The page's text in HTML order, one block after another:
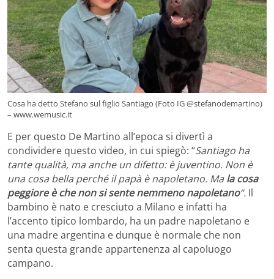
Cosa ha detto Stefano sul figlio Santiago (Foto IG @stefanodemartino)
– www.wemusic.it
E per questo De Martino all’epoca si divertì a
condividere questo video, in cui spiegò: “Santiago ha
tante qualità, ma anche un difetto: è juventino. Non è
una cosa bella perché il papà è napoletano. Ma la cosa
peggiore è che non si sente nemmeno napoletano“. Il
bambino è nato e cresciuto a Milano e infatti ha
l’accento tipico lombardo, ha un padre napoletano e
una madre argentina e dunque è normale che non
senta questa grande appartenenza al capoluogo
campano.